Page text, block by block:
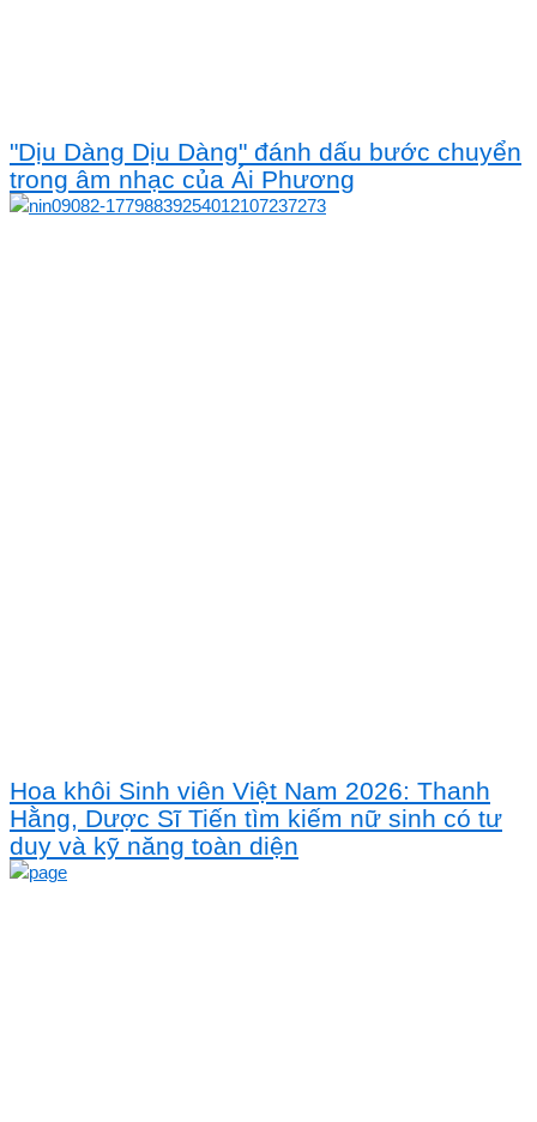
"Dịu Dàng Dịu Dàng" đánh dấu bước chuyển
trong âm nhạc của Ái Phương
Hoa khôi Sinh viên Việt Nam 2026: Thanh
Hằng, Dược Sĩ Tiến tìm kiếm nữ sinh có tư
duy và kỹ năng toàn diện